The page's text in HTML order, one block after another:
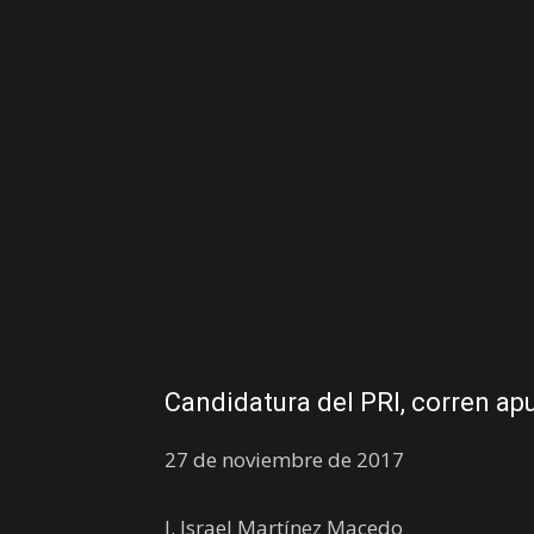
Candidatura del PRI, corren
27 de noviembre de 2017
J. Israel Martínez Macedo